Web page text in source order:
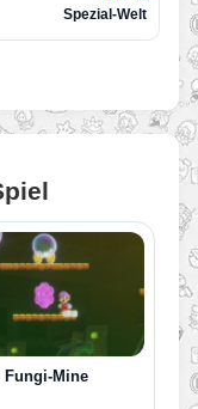
Spezial-Welt
Fungi-Mine